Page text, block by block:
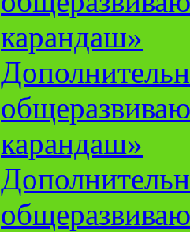
карандаш»
карандаш»